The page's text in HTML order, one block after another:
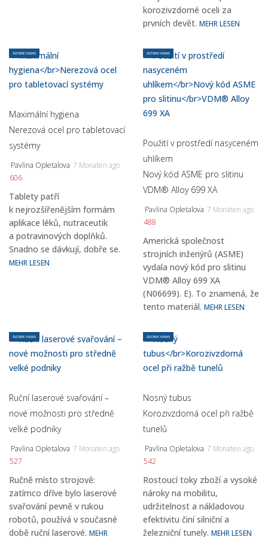
korozivzdorné oceli za
prvních devět. MEHR LESEN
ÄLTERE NEWS
Maximální hygiena
Nerezová ocel pro tabletovací
systémy
Pavlina Opletalova 7 Monaten ago
606
Tablety patří
k nejrozšířenějším formám
aplikace léků, nutraceutik
a potravinových doplňků.
Snadno se dávkují, dobře se.
MEHR LESEN
ÄLTERE NEWS
Použití v prostředí nasyceném
uhlíkem
Nový kód ASME pro slitinu
VDM® Alloy 699 XA
Pavlina Opletalova 7 Monaten ago
488
Americká společnost
strojních inženýrů (ASME)
vydala nový kód pro slitinu
VDM® Alloy 699 XA
(N06699). E). To znamená, že
tento materiál. MEHR LESEN
ÄLTERE NEWS
Ruční laserové svařování –
nové možnosti pro středně
velké podniky
Pavlina Opletalova 7 Monaten ago
527
Ručně místo strojově:
zatímco dříve bylo laserové
svařování pevně v rukou
robotů, používá v současné
době ruční laserové. MEHR
ÄLTERE NEWS
Nosný tubus
Korozivzdorná ocel při ražbě
tunelů
Pavlina Opletalova 7 Monaten ago
542
Rostoucí toky zboží a vysoké
nároky na mobilitu,
udržitelnost a nákladovou
efektivitu činí silniční a
železniční tunely. MEHR LESEN